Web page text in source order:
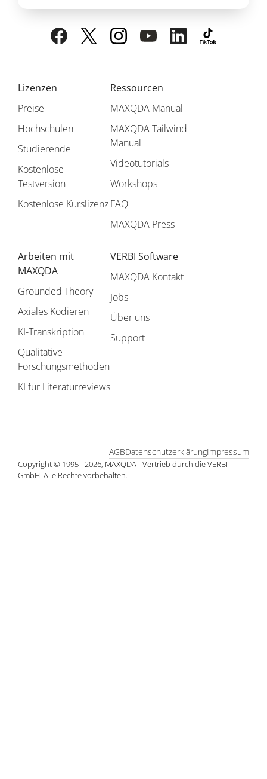
Lizenzen
Preise
Hochschulen
Studierende
Kostenlose
Testversion
Kostenlose Kurslizenz
Ressourcen
MAXQDA Manual
MAXQDA Tailwind
Manual
Videotutorials
Workshops
FAQ
MAXQDA Press
Arbeiten mit
MAXQDA
Grounded Theory
Axiales Kodieren
KI-Transkription
Qualitative
Forschungsmethoden
KI für Literaturreviews
VERBI Software
MAXQDA Kontakt
Jobs
Über uns
Support
Copyright © 1995 - 2026, MAXQDA - Vertrieb durch die VERBI
GmbH. Alle Rechte vorbehalten.
Impressum
Datenschutzerklärung
AGB